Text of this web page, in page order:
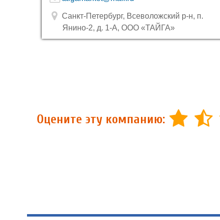
Санкт-Петербург, Всеволожский р-н, п.
Янино-2, д. 1-А, ООО «ТАЙГА»
Оцените эту компанию: